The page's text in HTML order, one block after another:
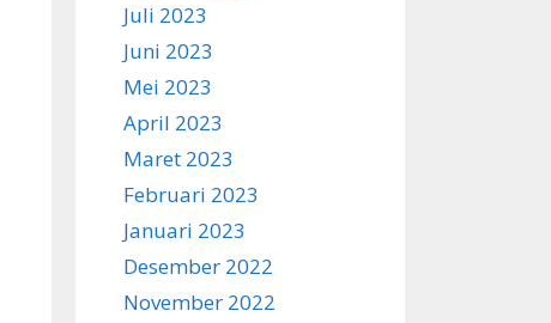
Juli 2023
Juni 2023
Mei 2023
April 2023
Maret 2023
Februari 2023
Januari 2023
Desember 2022
November 2022